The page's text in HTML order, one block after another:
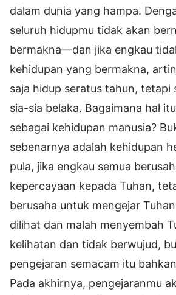
dalam dunia yang hampa.
seluruh hidupmu tidak akan
bermakna—dan jika engkau
kehidupan yang bermakna,
saja hidup seratus tahun, tetapi
sia-sia belaka. Bagaimana hal
sebagai kehidupan manusia?
sebenarnya adalah kehidupan
pula, jika engkau semua
kepercayaan kepada Tuhan,
berusaha untuk mengejar
dilihat dan malah menyembah
kelihatan dan tidak berwujud,
pengejaran semacam itu
Pada akhirnya, pengejaranmu